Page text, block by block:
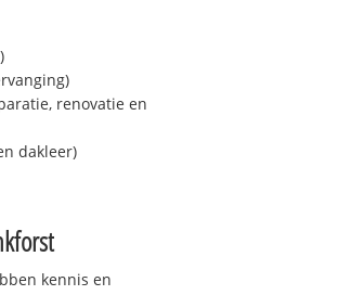
renovatie en
dakleer)
kennis en